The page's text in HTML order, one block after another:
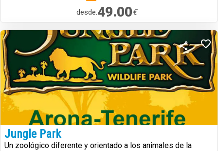
desde:49.00€
Jungle Park
Un zoológico diferente y orientado a los animales de la